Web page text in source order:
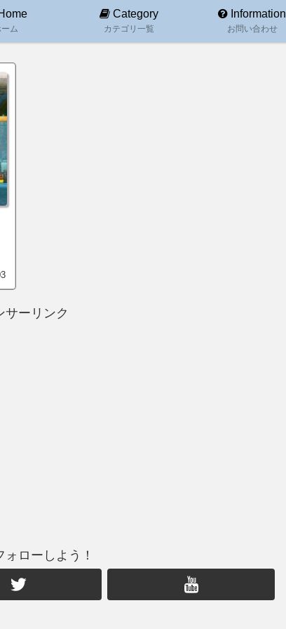
ム
Category
カテゴリ一覧
Information
お問い合わせ
サーリンク
ローしよう！